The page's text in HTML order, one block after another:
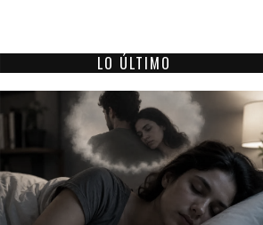
LO ÚLTIMO